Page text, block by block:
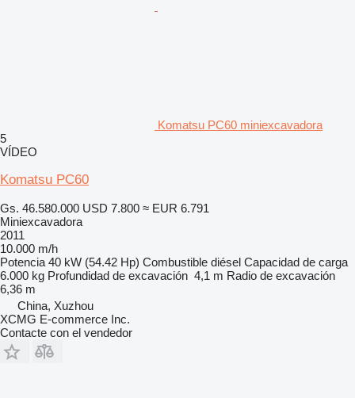
Komatsu PC60 miniexcavadora
5
VÍDEO
Komatsu PC60
Gs. 46.580.000 USD 7.800 ≈ EUR 6.791
Miniexcavadora
2011
10.000 m/h
Potencia 40 kW (54.42 Hp) Combustible diésel Capacidad de carga
6.000 kg Profundidad de excavación 4,1 m Radio de excavación
6,36 m
China, Xuzhou
XCMG E-commerce Inc.
Contacte con el vendedor